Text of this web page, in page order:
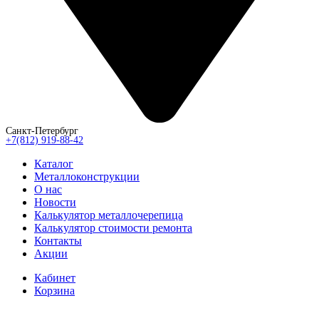
Санкт-Петербург
+7(812) 919-88-42
Каталог
Металлоконструкции
О нас
Новости
Калькулятор металлочерепица
Калькулятор стоимости ремонта
Контакты
Акции
Кабинет
Корзина